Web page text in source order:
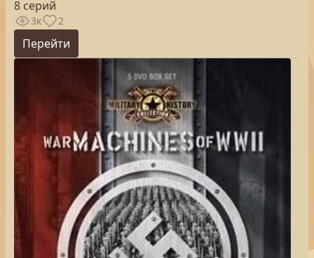
8 серий
3к 2
Перейти